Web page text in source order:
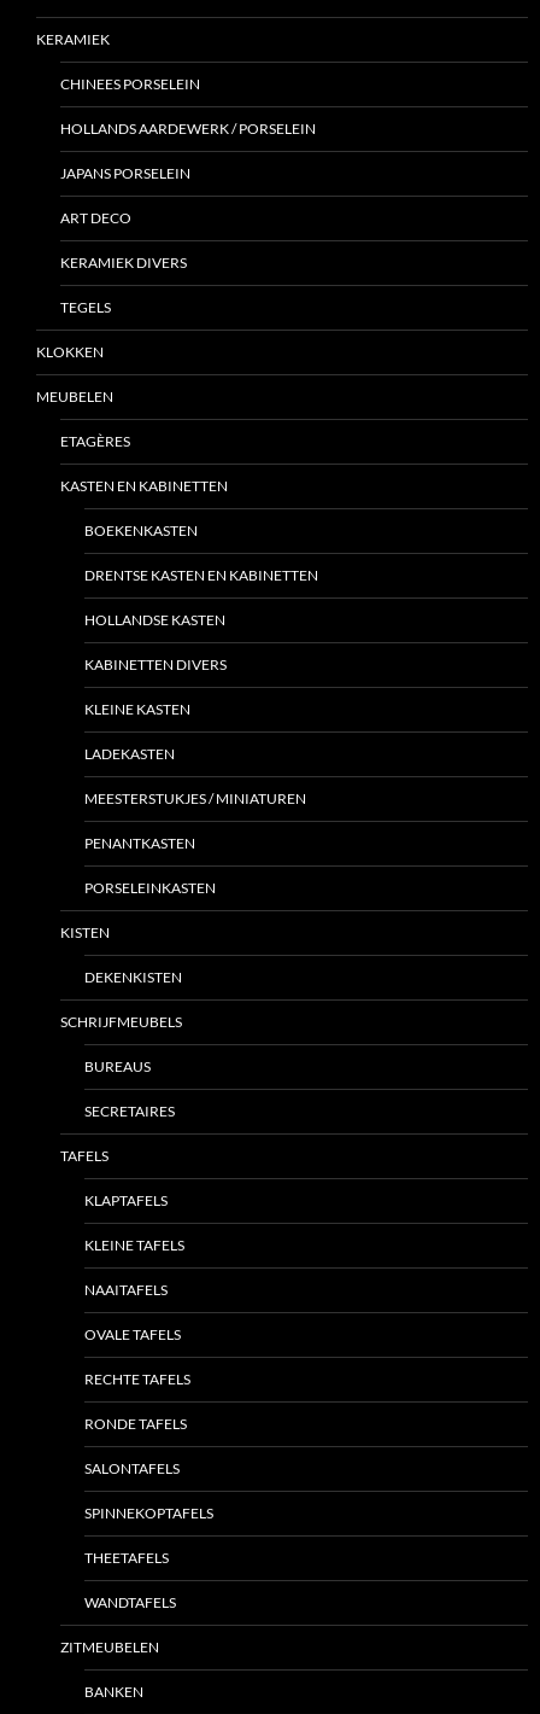
KERAMIEK
CHINEES PORSELEIN
HOLLANDS AARDEWERK / PORSELEIN
JAPANS PORSELEIN
ART DECO
KERAMIEK DIVERS
TEGELS
KLOKKEN
MEUBELEN
ETAGÈRES
KASTEN EN KABINETTEN
BOEKENKASTEN
DRENTSE KASTEN EN KABINETTEN
HOLLANDSE KASTEN
KABINETTEN DIVERS
KLEINE KASTEN
LADEKASTEN
MEESTERSTUKJES / MINIATUREN
PENANTKASTEN
PORSELEINKASTEN
KISTEN
DEKENKISTEN
SCHRIJFMEUBELS
BUREAUS
SECRETAIRES
TAFELS
KLAPTAFELS
KLEINE TAFELS
NAAITAFELS
OVALE TAFELS
RECHTE TAFELS
RONDE TAFELS
SALONTAFELS
SPINNEKOPTAFELS
THEETAFELS
WANDTAFELS
ZITMEUBELEN
BANKEN